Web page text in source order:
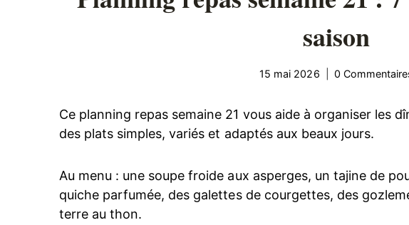
saison
15 mai 2026 0
Ce planning repas semaine 21 vous aide à organiser les
des plats simples, variés et adaptés aux beaux jours.
Au menu : une soupe froide aux asperges, un tajine de
quiche parfumée, des galettes de courgettes, des
terre au thon.